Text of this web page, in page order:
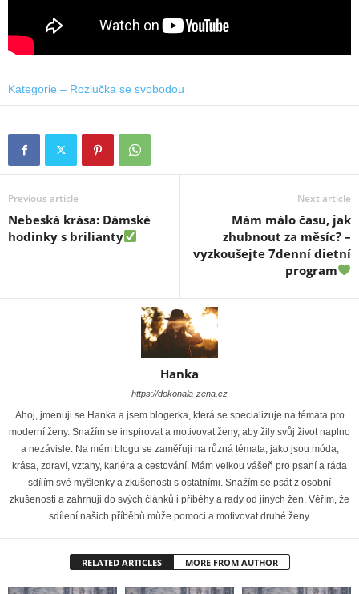
Kategorie – Rozlučka se svobodou
Previous article
Nebeská krása: Dámské
hodinky s brilianty
Next article
Mám málo času, jak
zhubnout za měsíc? –
vyzkoušejte 7denní dietní
program
Hanka
https://dokonala-zena.cz
Ahoj, jmenuji se Hanka a jsem blogerka, která se specializuje na témata pro
moderní ženy. Snažím se inspirovat a motivovat ženy, aby žily svůj život naplno
a nezávisle. Na mém blogu se zaměřuji na různá témata, jako jsou móda,
krása, zdraví, vztahy, kariéra a cestování. Mám velkou vášeň pro psaní a ráda
sdílím své myšlenky a zkušenosti s ostatními. Snažím se psát z osobní
zkušenosti a zahrnuji do svých článků i příběhy a rady od jiných žen. Věřím, že
sdílení našich příběhů může pomoci a motivovat druhé ženy.
RELATED ARTICLES MORE FROM AUTHOR